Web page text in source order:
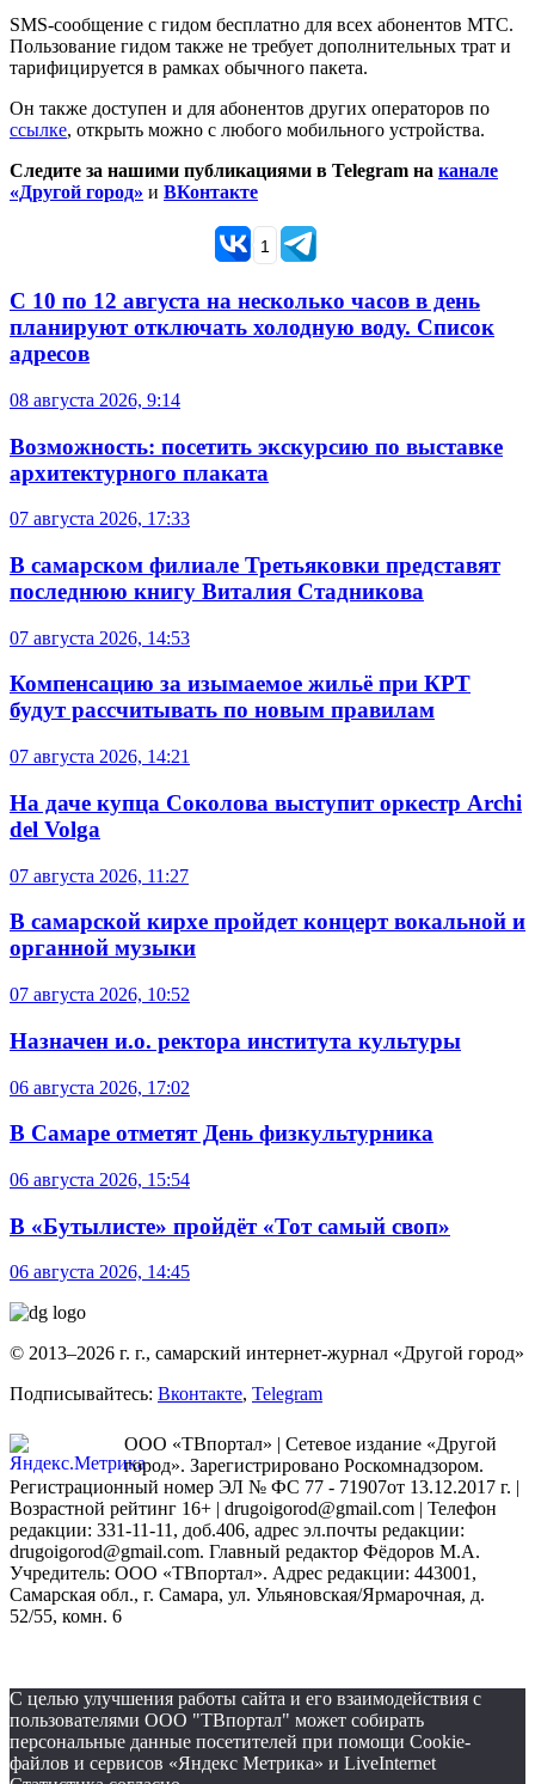
SMS-сообщение с гидом бесплатно для всех абонентов МТС.
Пользование гидом также не требует дополнительных трат и
тарифицируется в рамках обычного пакета.
Он также доступен и для абонентов других операторов по
ссылке, открыть можно с любого мобильного устройства.
Следите за нашими публикациями в Telegram на канале
«Другой город» и ВКонтакте
1
С 10 по 12 августа на несколько часов в день
планируют отключать холодную воду. Список
адресов
08 августа 2026, 9:14
Возможность: посетить экскурсию по выставке
архитектурного плаката
07 августа 2026, 17:33
В самарском филиале Третьяковки представят
последнюю книгу Виталия Стадникова
07 августа 2026, 14:53
Компенсацию за изымаемое жильё при КРТ
будут рассчитывать по новым правилам
07 августа 2026, 14:21
На даче купца Соколова выступит оркестр Archi
del Volga
07 августа 2026, 11:27
В самарской кирхе пройдет концерт вокальной и
органной музыки
07 августа 2026, 10:52
Назначен и.о. ректора института культуры
06 августа 2026, 17:02
В Самаре отметят День физкультурника
06 августа 2026, 15:54
В «Бутылисте» пройдёт «Тот самый своп»
06 августа 2026, 14:45
© 2013–2026 г. г., самарский интернет-журнал «Другой город»
Подписывайтесь: Вконтакте, Telegram
ООО «ТВпортал» | Сетевое издание «Другой
город». Зарегистрировано Роскомнадзором.
Регистрационный номер ЭЛ № ФС 77 - 71907от 13.12.2017 г. |
Возрастной рейтинг 16+ | drugoigorod@gmail.com | Телефон
редакции: 331-11-11, доб.406, адрес эл.почты редакции:
drugoigorod@gmail.com. Главный редактор Фёдоров М.А.
Учредитель: ООО «ТВпортал». Адрес редакции: 443001,
Самарская обл., г. Самара, ул. Ульяновская/Ярмарочная, д.
52/55, комн. 6
С целью улучшения работы сайта и его взаимодействия с
пользователями ООО "ТВпортал" может собирать
персональные данные посетителей при помощи Cookie-
файлов и сервисов «Яндекс Метрика» и LiveInternet